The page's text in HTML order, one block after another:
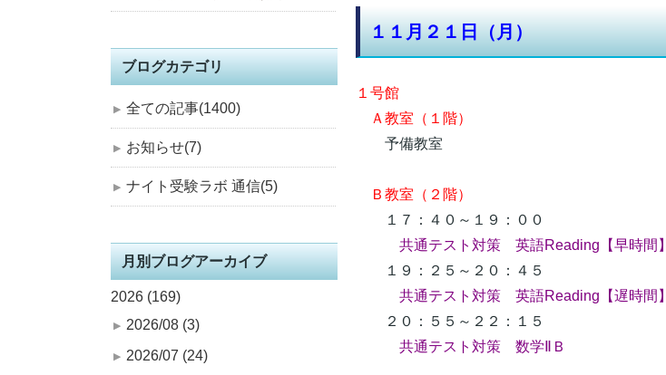
１１月２１日（月）
１号館
Ａ教室（１階）
予備教室
Ｂ教室（２階）
１７：４０～１９：００
共通テスト対策 英語Reading【早時間】
１９：２５～２０：４５
共通テスト対策 英語Reading【遅時間】
２０：５５～２２：１５
共通テスト対策 数学ⅡＢ
ブログカテゴリ
全ての記事(1400)
お知らせ(7)
ナイト受験ラボ 通信(5)
月別ブログアーカイブ
2026 (169)
2026/08 (3)
2026/07 (24)